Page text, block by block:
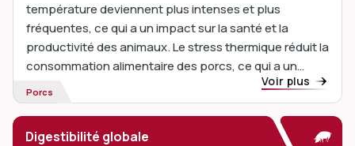
température deviennent plus intenses et plus
fréquentes, ce qui a un impact sur la santé et la
productivité des animaux. Le stress thermique réduit la
consommation alimentaire des porcs, ce qui a un
performances globales ...
Voir plus
Porcs
Digestibilité globale